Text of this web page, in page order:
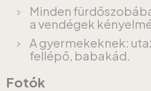
Minden
a vendégek
A gyermekeknek:
fellépő, babakád.
Fotók